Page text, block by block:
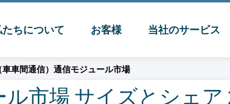
たちについて お客様 当社のサービス
車車間通信）通信モジュール市場
市場 サイズとシェア